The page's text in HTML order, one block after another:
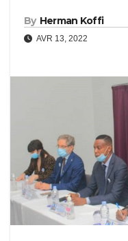
By Herman Koffi
AVR 13, 2022